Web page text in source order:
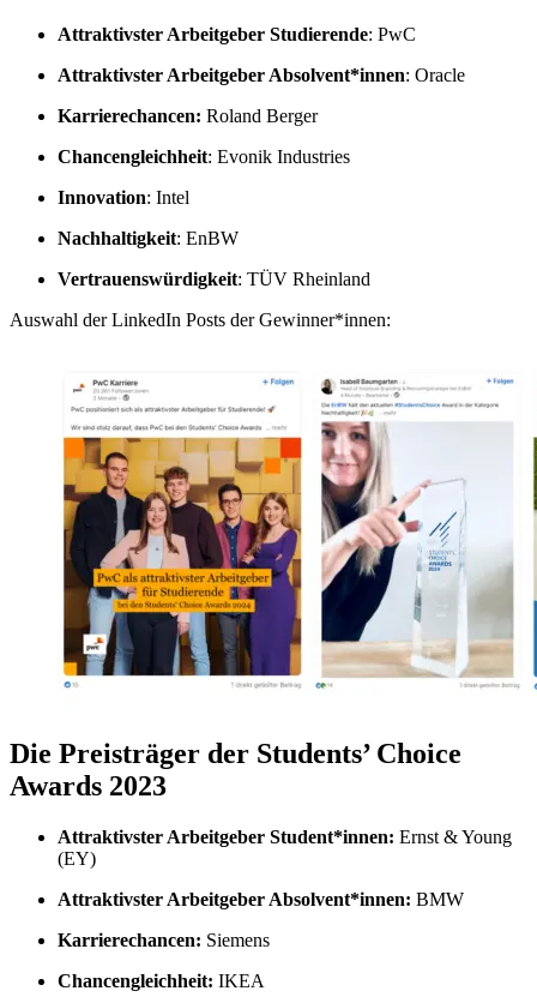
Attraktivster Arbeitgeber Studierende: PwC
Attraktivster Arbeitgeber Absolvent*innen: Oracle
Karrierechancen: Roland Berger
Chancengleichheit: Evonik Industries
Innovation: Intel
Nachhaltigkeit: EnBW
Vertrauenswürdigkeit: TÜV Rheinland
Auswahl der LinkedIn Posts der Gewinner*innen:
Die Preisträger der Students’ Choice
Awards 2023
Attraktivster Arbeitgeber Student*innen: Ernst & Young
(EY)
Attraktivster Arbeitgeber Absolvent*innen: BMW
Karrierechancen: Siemens
Chancengleichheit: IKEA